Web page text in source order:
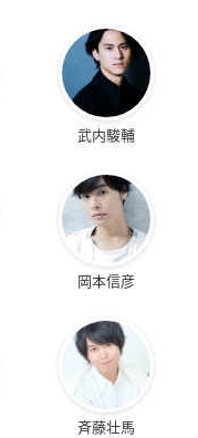
武内駿輔
岡本信彦
斉藤壮馬